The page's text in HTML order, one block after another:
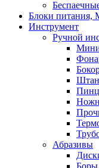
Блоки питания,
Инструмент
Ручной
Абразивы